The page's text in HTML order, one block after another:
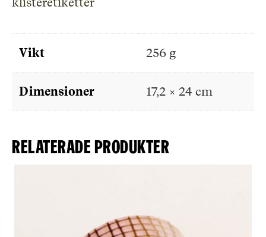
Vikt 256 g
Dimensioner 17,2 × 24 cm
Relaterade produkter